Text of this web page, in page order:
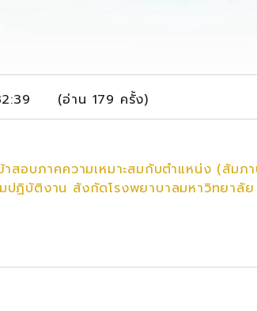
(อ่าน 179 ครั้ง)
สอบภาคความเหมาะสมกับตำแหน่ง (สัม
ปฏิบัติงาน สังกัดโรงพยาบาลมหาวิทยาลัย